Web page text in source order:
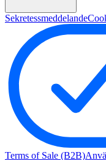
Sekretessmeddelande
Terms of Sale (B2B)